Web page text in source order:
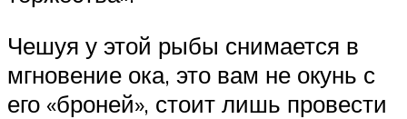
Чешуя у этой рыбы снимается в
мгновение ока, это вам не окунь с
его «броней», стоит лишь провести